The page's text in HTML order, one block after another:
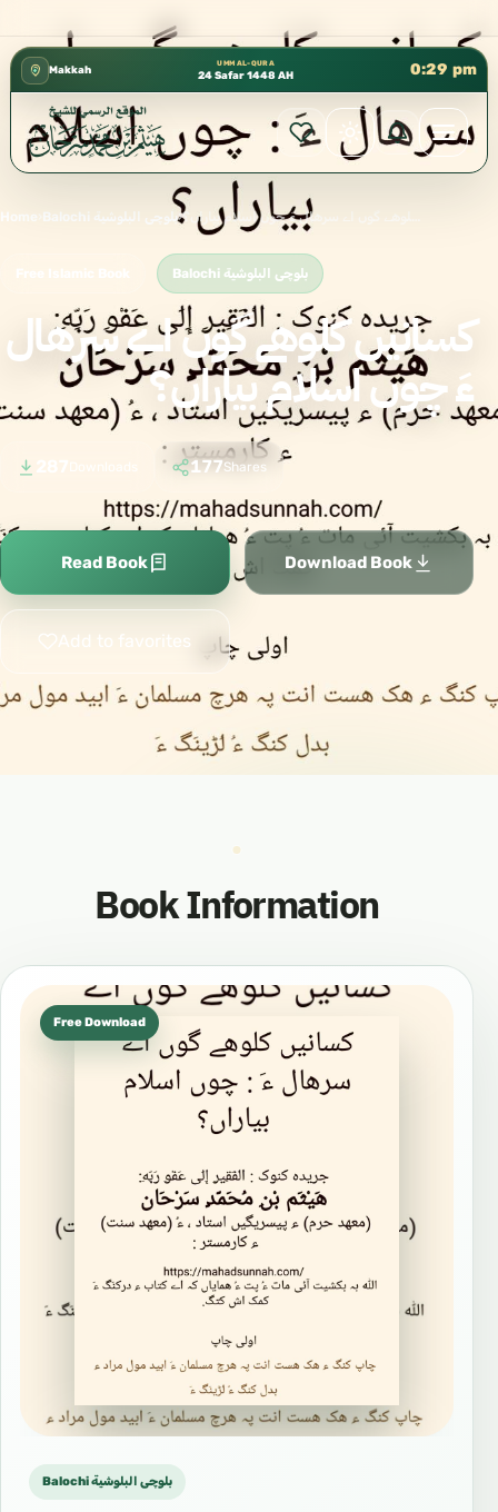
Makkah
UMM AL-QURA
24 Safar 1448 AH 0:29 pm
Home Balochi بلوچی البلوشية›
Free Islamic Book Balochi بلوچی البلوشية
کسانیں کلوهے گوں اے سرهال
ءَ چوں اسلام بیاراں؟
177Shares
Read Book Download Book
Add to favorites
Book Information
Free Download
Balochi بلوچی البلوشية